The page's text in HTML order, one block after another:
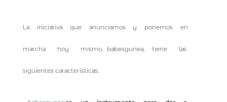
La iniciativa que anunciamos y ponemos en
marcha hoy mismo, babesgunea, tiene las
siguientes características: